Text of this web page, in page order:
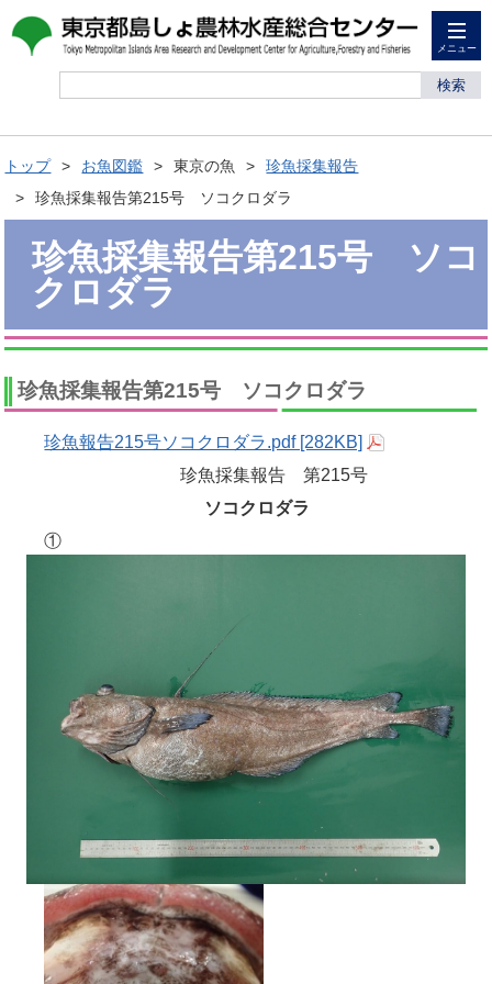
メニュー
検索
トップ お魚図鑑 東京の魚
珍魚採集報告
珍魚採集報告第215号 ソコクロダラ
珍魚採集報告第215号 ソコ
クロダラ
珍魚採集報告第215号 ソコクロダラ
珍魚報告215号ソコクロダラ.pdf [282KB]
珍魚採集報告 第215号
ソコクロダラ
①